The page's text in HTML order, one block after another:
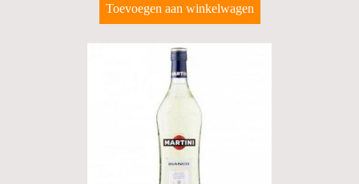
Toevoegen aan winkelwagen